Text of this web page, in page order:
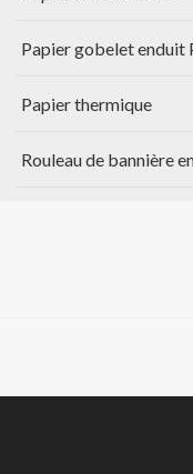
Papier gobelet enduit
Papier thermique
Rouleau de bannière